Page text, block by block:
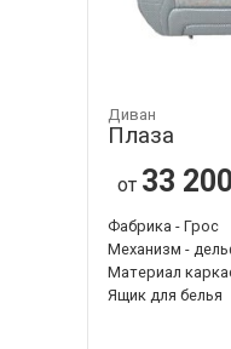
Диван
Плаза
от 33 200
Фабрика - Грос
Механизм -
Материал
Ящик для белья